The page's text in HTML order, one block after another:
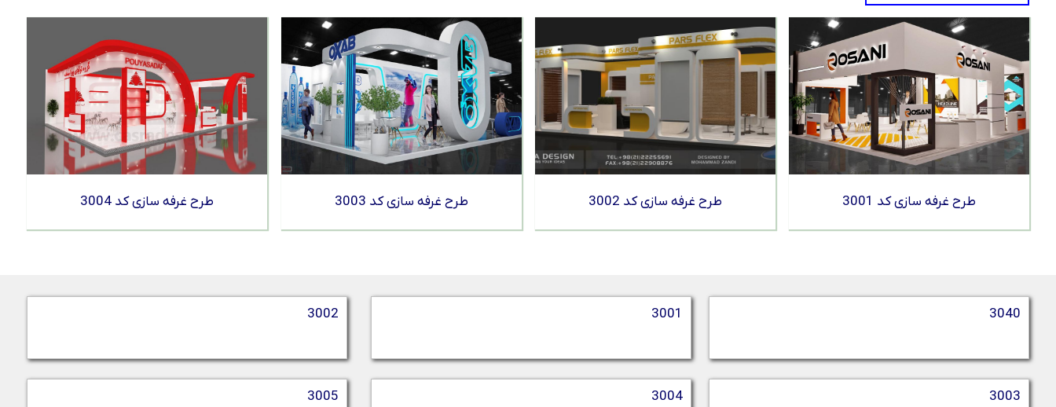
طرح غرفه سازی کد 3001 طرح غرفه سازی کد 3002 طرح غرفه سازی کد 3003 طرح غرفه سازی کد 3004
3040
3001
3002
3003
3004
3005